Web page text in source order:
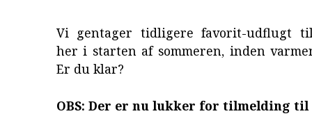
Vi gentager tidligere favorit-udflugt
her i starten af sommeren, inden
Er du klar?
OBS: Der er nu lukker for tilmelding til